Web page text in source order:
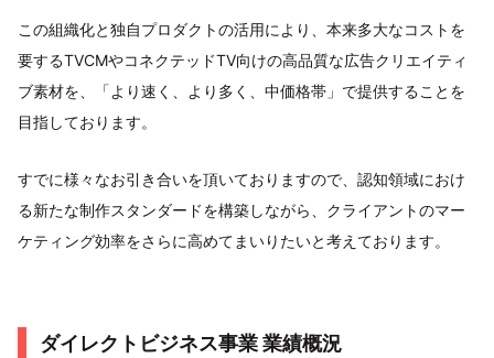
この組織化と独自プロダクトの活用により、本来多大なコストを
要するTVCMやコネクテッドTV向けの高品質な広告クリエイティ
ブ素材を、「より速く、より多く、中価格帯」で提供することを
目指しております。
すでに様々なお引き合いを頂いておりますので、認知領域におけ
る新たな制作スタンダードを構築しながら、クライアントのマー
ケティング効率をさらに高めてまいりたいと考えております。
ダイレクトビジネス事業 業績概況